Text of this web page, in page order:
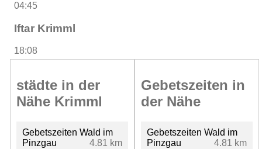
04:45
Iftar Krimml
18:08
städte in der
Nähe Krimml
Gebetszeiten Wald im
Pinzgau
4.81 km
Gebetszeiten in
der Nähe
Gebetszeiten Wald im
Pinzgau
4.81 km